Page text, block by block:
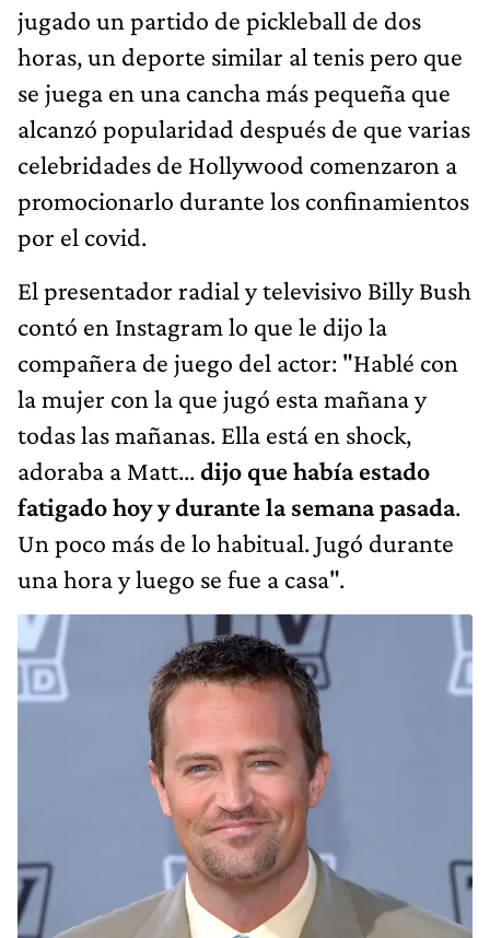
jugado un partido de pickleball de dos
horas, un deporte similar al tenis pero que
se juega en una cancha más pequeña que
alcanzó popularidad después de que varias
celebridades de Hollywood comenzaron a
promocionarlo durante los confinamientos
por el covid.
El presentador radial y televisivo Billy Bush
contó en Instagram lo que le dijo la
compañera de juego del actor: "Hablé con
la mujer con la que jugó esta mañana y
todas las mañanas. Ella está en shock,
adoraba a Matt...dijo que había estado
fatigado hoy y durante la semana pasada.
Un poco más de lo habitual. Jugó durante
una hora y luego se fue a casa".